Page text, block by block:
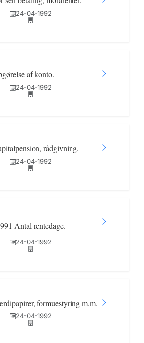
24-04-1992
af konto.
24-04-1992
rådgivning.
24-04-1992
Antal rentedage.
24-04-1992
formuestyring m.m.
24-04-1992